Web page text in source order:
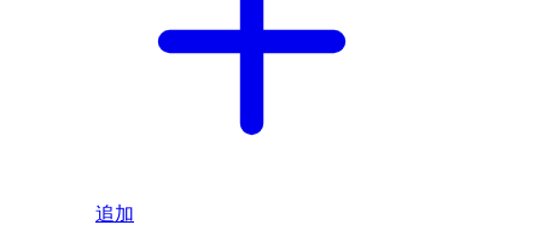
追加